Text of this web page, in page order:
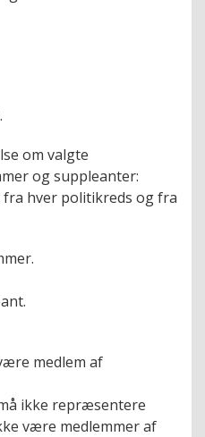
om valgte
og suppleanter:
fra hver politikreds og fra
medlem af
ikke repræsentere
være medlemmer af